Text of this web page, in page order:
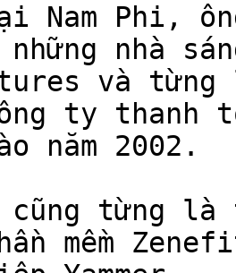
Nam Phi,
nhà
và
ty thanh
năm 2002.
cũng từng là
mềm